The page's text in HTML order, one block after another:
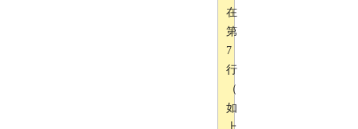
在
第
7
行
（
如